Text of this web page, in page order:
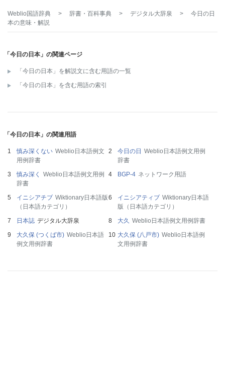
Weblio国語辞典 > 辞書・百科事典 > デジタル大辞泉 >
今日の日
本の意味・解説
「今日の日本」の関連ページ
「今日の日本」を解説文に含む用語の一覧
「今日の日本」を含む用語の索引
「今日の日本」の関連用語
慎み深くない Weblio日本語例文
用例辞書
今日の日 Weblio日本語例文用例
辞書
慎み深く
Weblio日本語例文用例
辞書
BGP-4 ネットワーク用語
イニシアチブ Wiktionary日本語版
（日本語カテゴリ）
イニシアティブ Wiktionary日本語
版（日本語カテゴリ）
日本誌 デジタル大辞泉 大久 Weblio日本語例文用例辞書
大久保 (つくば市) Weblio日本語
例文用例辞書
大久保 (八戸市) Weblio日本語例
文用例辞書